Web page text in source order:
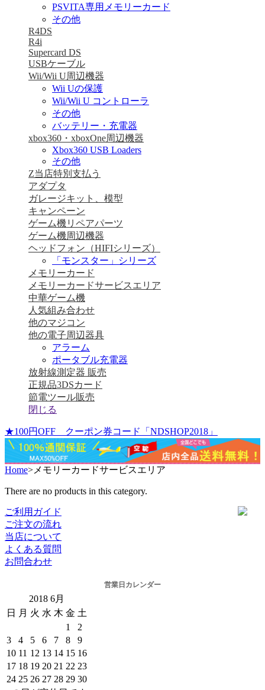
PSVITA専用メモリーカード
その他
R4DS
R4i
Supercard DS
USBケーブル
Wii/Wii U周辺機器
Wii Uの保護
Wii/Wii U コントローラ
その他
バッテリー・充電器
xbox360・xboxOne周辺機器
Xbox360 USB Loaders
その他
Z当店特別支払う
アダプタ
ガレージキット、模型
キャンペーン
ゲーム機リペアパーツ
ゲーム機周辺機器
ヘッドフォン（HIFIシリーズ）
「モンスター」シリーズ
メモリーカード
メモリーカードサービスエリア
中華ゲーム機
人気組み合わせ
他のマジコン
他の電子周辺器具
アラーム
ポータブル充電器
放射線測定器 販売
正規品3DSカード
節電ツール販売
閉じる
★100円OFF クーポン券コード「NDSHOP2018」
Home> メモリーカードサービスエリア
There are no products in this category.
ご利用ガイド
ご注文の流れ
当店について
よくある質問
お問合わせ
営業日カレンダー
2018 6月
日
月 火 水 木 金 土
1
2
3
4 5 6 7 8
9
10 11 12 13 14 15 16
17 18 19 20 21 22 23
24 25 26 27 28 29 30